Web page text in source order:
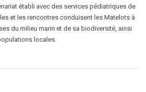
établi avec des services pédiatriques de
et les rencontres conduisent les Matelots à
du milieu marin et de sa biodiversité, ainsi
locales.